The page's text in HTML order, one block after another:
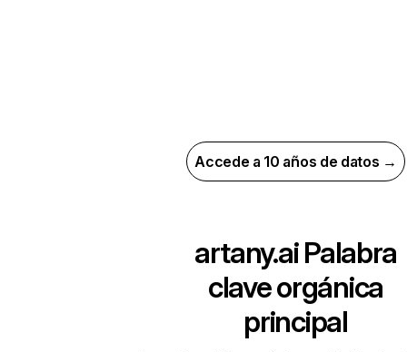
Accede a 10 años de datos →
artany.aiPalabra
clave orgánica
principal